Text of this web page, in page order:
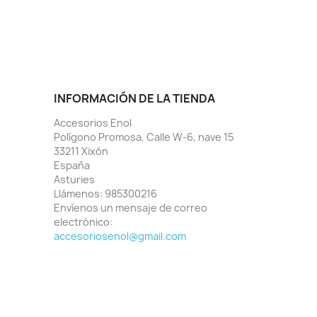
INFORMACIÓN DE LA TIENDA
Accesorios Enol
Polígono Promosa, Calle W-6, nave 15
33211 Xixón
España
Asturies
Llámenos: 985300216
Envíenos un mensaje de correo
electrónico:
accesoriosenol@gmail.com